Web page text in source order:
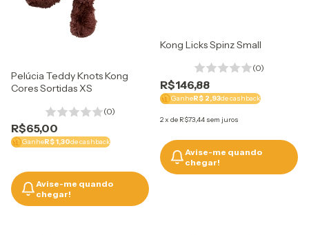
Pelúcia Teddy Knots Kong
Cores Sortidas XS
(0)
R$65,00
GanheR$ 1,30de cashback
Avise-me quando
chegar!
Kong Licks Spinz Small
(0)
R$146,88
GanheR$ 2,93de cashback
2x de R$73,44 sem juros
Avise-me quando
chegar!